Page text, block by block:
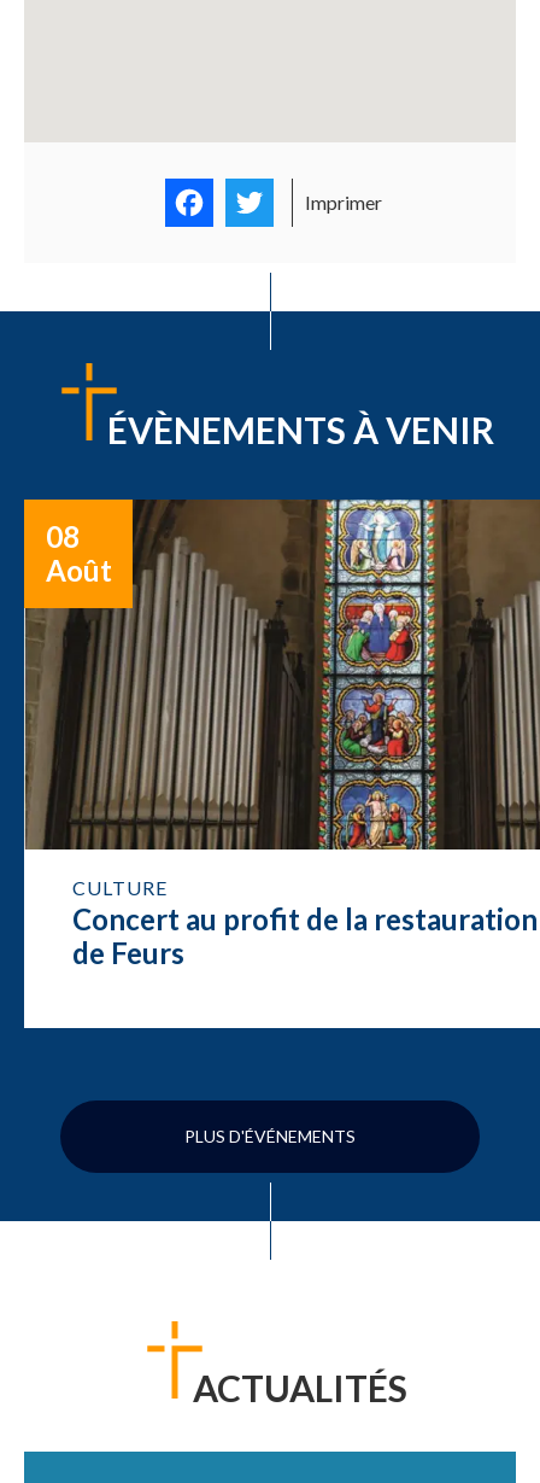
FacebookTwitter
Imprimer
ÉVÈNEMENTS À VENIR
08
Août
CULTURE
Concert au profit de la restauration
de Feurs
PLUS D'ÉVÉNEMENTS
ACTUALITÉS